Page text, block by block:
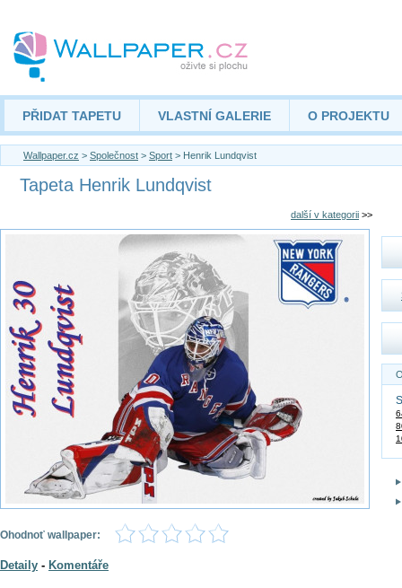
PŘIDAT TAPETU VLASTNÍ GALERIE O PROJEKTU
Wallpaper.cz > Společnost > Sport > Henrik Lundqvist
Tapeta Henrik Lundqvist
další v kategorii >>
Ohodnoť wallpaper:
Detaily - Komentáře